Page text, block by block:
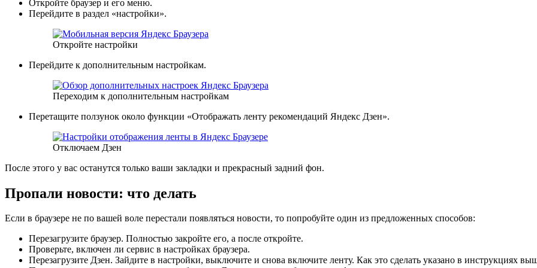
Откройте браузер и его меню.
Перейдите в раздел «настройки».
Откройте настройки
Перейдите к дополнительным настройкам.
Переходим к дополнительным настройкам
Перетащите ползунок около функции «Отображать ленту рекомендаций Яндекс Дзен».
Отключаем Дзен
После этого у вас останутся только ваши закладки и прекрасный задний фон.
Пропали новости: что делать
Если в браузере не по вашей воле перестали появляться новости, то попробуйте один из предложенных способов:
Перезагрузите браузер. Полностью закройте его, а после откройте.
Проверьте, включен ли сервис в настройках браузера.
Перезагрузите Дзен. Зайдите в настройки, выключите и снова включите ленту. Как это сделать указано в инструкциях